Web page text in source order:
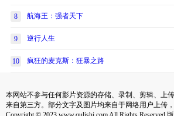
8 航海王：强者天下
9 逆行人生
10 疯狂的麦克斯：狂暴之路
本网站不参与任何影片资源的存储、录制、剪辑、上
来自第三方。部分文字及图片均来自于网络用户上传，